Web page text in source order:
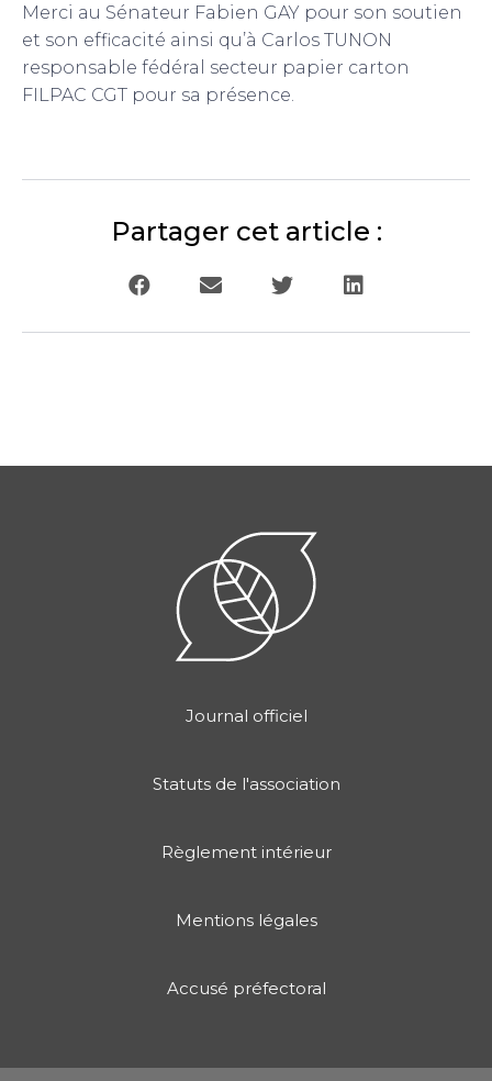
Merci au Sénateur Fabien GAY pour son soutien
et son efficacité ainsi qu’à Carlos TUNON
responsable fédéral secteur papier carton
FILPAC CGT pour sa présence.
Partager cet article :
Journal officiel
Statuts de l'association
Règlement intérieur
Mentions légales
Accusé préfectoral